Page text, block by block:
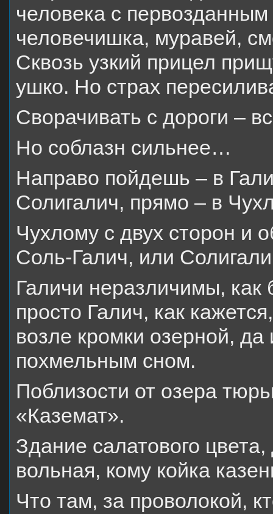
человека с
человечишка, муравей,
Сквозь узкий прицел
ушко. Но страх
Сворачивать с дороги –
Но соблазн сильнее…
Направо пойдешь – в
Солигалич, прямо – в
Чухлому с двух сторон и
Соль-Галич, или
Галичи неразличимы, как
просто Галич, как
возле кромки озерной,
похмельным сном.
Поблизости от озера
«Каземат».
Здание салатового
вольная, кому койка
Что там, за проволокой,